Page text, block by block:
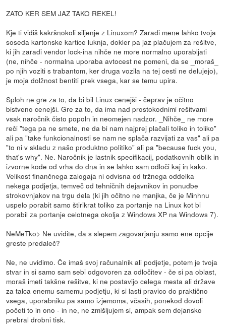
ZATO KER SEM JAZ TAKO REKEL!
Kje ti vidiš kakršnokoli siljenje z Linuxom? Zaradi mene lahko tvoja
soseda kartonske kartice luknja, dokler pa jaz plačujem za rešitve,
ki jih zaradi vendor lock-ina nihče ne more normalno uporabljati
(ne, nihče - normalna uporaba avtocest ne pomeni, da se _moraš_
po njih voziti s trabantom, ker druga vozila na tej cesti ne delujejo),
je moja dolžnost bentiti prek vsega, kar se temu upira.
Sploh ne gre za to, da bi bil Linux cenejši - čeprav je očitno
bistveno cenejši. Gre za to, da ima nad prostokodnimi rešitvami
vsak naročnik čisto popoln in neomejen nadzor. _Nihče_ ne more
reči "tega pa ne smete, ne da bi nam najprej plačali toliko in toliko"
ali pa "take funkcionalnosti se nam ne splača razvijati za vas" ali pa
"to ni v skladu z našo produktno politiko" ali pa "because fuck you,
that's why". Ne. Naročnik je lastnik specifikacij, podatkovnih oblik in
izvorne kode od vrha do dna in se lahko sam odloči kaj in kako.
Velikost finančnega zalogaja ni odvisna od tržnega oddelka
nekega podjetja, temveč od tehničnih dejavnikov in ponudbe
strokovnjakov na trgu dela (ki jih očitno ne manjka, če je Minhnu
uspelo porabit samo štirikrat toliko za portanje na Linux kot bi
porabil za portanje celotnega okolja z Windows XP na Windows 7).
NeMeTko> Ne uvidite, da s slepem zagovarjanju samo ene opcije
greste predaleč?
Ne, ne uvidimo. Če imaš svoj računalnik ali podjetje, potem je tvoja
stvar in si samo sam sebi odgovoren za odločitev - če si pa oblast,
moraš imeti takšne rešitve, ki ne postavijo celega mesta ali države
za talca enemu samemu podjetju, ki si lasti pravico do praktično
vsega, uporabniku pa samo izjemoma, včasih, ponekod dovoli
početi to in ono - in ne, ne zmišljujem si, ampak sem dejansko
prebral drobni tisk.